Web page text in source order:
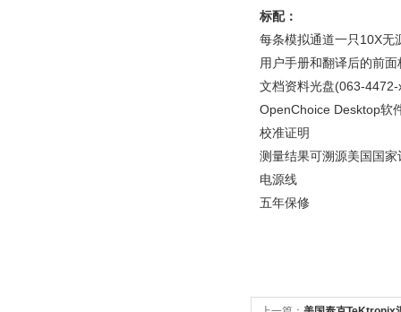
标配：
每条模拟通道一只10X无
用户手册和翻译后的前
文档资料光盘(063-4472-
OpenChoice Desktop软
校准证明
测量结果可溯源美国国
电源线
五年保修